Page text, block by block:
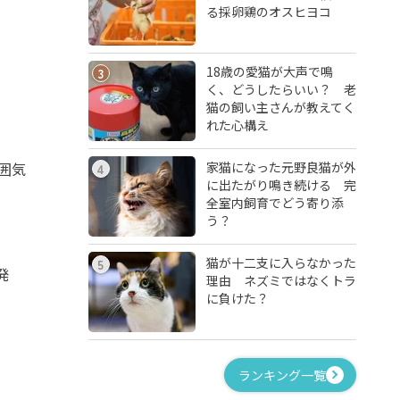
気
る採卵鶏のオスヒヨコ
3
18歳の愛猫が大声で鳴
く、どうしたらいい？ 老
猫の飼い主さんが教えてく
れた心構え
4
家猫になった元野良猫が外
に出たがり鳴き続ける 完
全室内飼育でどう寄り添
う？
5
猫が十二支に入らなかった
理由 ネズミではなくトラ
に負けた？
ランキング一覧